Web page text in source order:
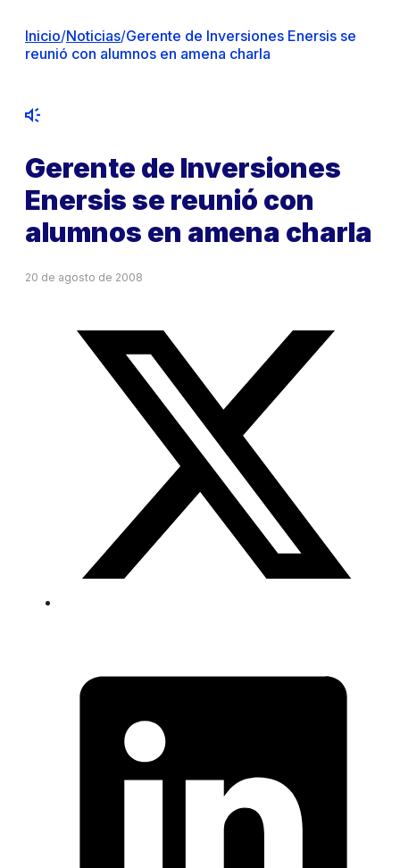
Inicio/Noticias/Gerente de Inversiones Enersis se
reunió con alumnos en amena charla
Gerente de Inversiones
Enersis se reunió con
alumnos en amena charla
20 de agosto de 2008